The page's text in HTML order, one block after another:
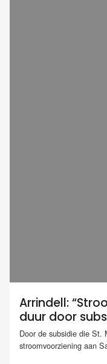
Arrindell:
duur door
Door de subsidie die St.
stroomvoorziening aan